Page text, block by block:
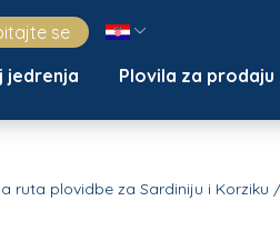
se
jedrenja Plovila za prodaju
ruta plovidbe za Sardiniju i Korziku